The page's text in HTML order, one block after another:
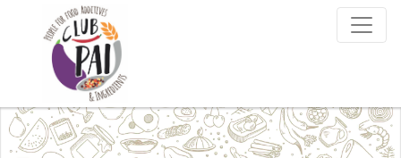
Skip to content